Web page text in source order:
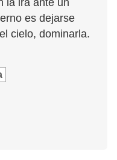
la ira ante un
es dejarse
cielo, dominarla.